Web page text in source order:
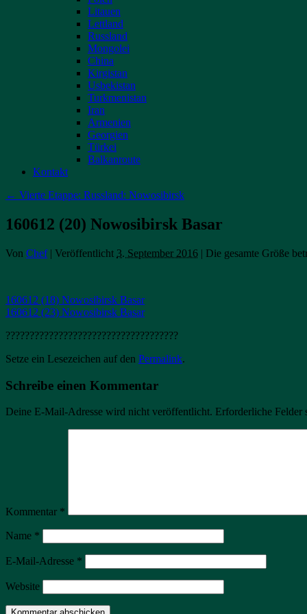
Litauen
Lettland
Russland
Mongolei
China
Kirgistan
Usbekistan
Turkmenistan
Iran
Armenien
Georgien
Türkei
Balkanroute
Kontakt
← Vierte Etappe: Russland: Nowosibirsk
160612 (20) Nowosibirsk Basar
Von Chef | Veröffentlicht 3. September 2016 | Die gesamte Größe
160612 (18) Nowosibirsk Basar
160612 (23) Nowosibirsk Basar
????????????????????????????????????
Setze ein Lesezeichen auf den Permalink.
Schreibe einen Kommentar
Deine E-Mail-Adresse wird nicht veröffentlicht. Erforderliche Felder
Kommentar *
Name *
E-Mail-Adresse *
Website